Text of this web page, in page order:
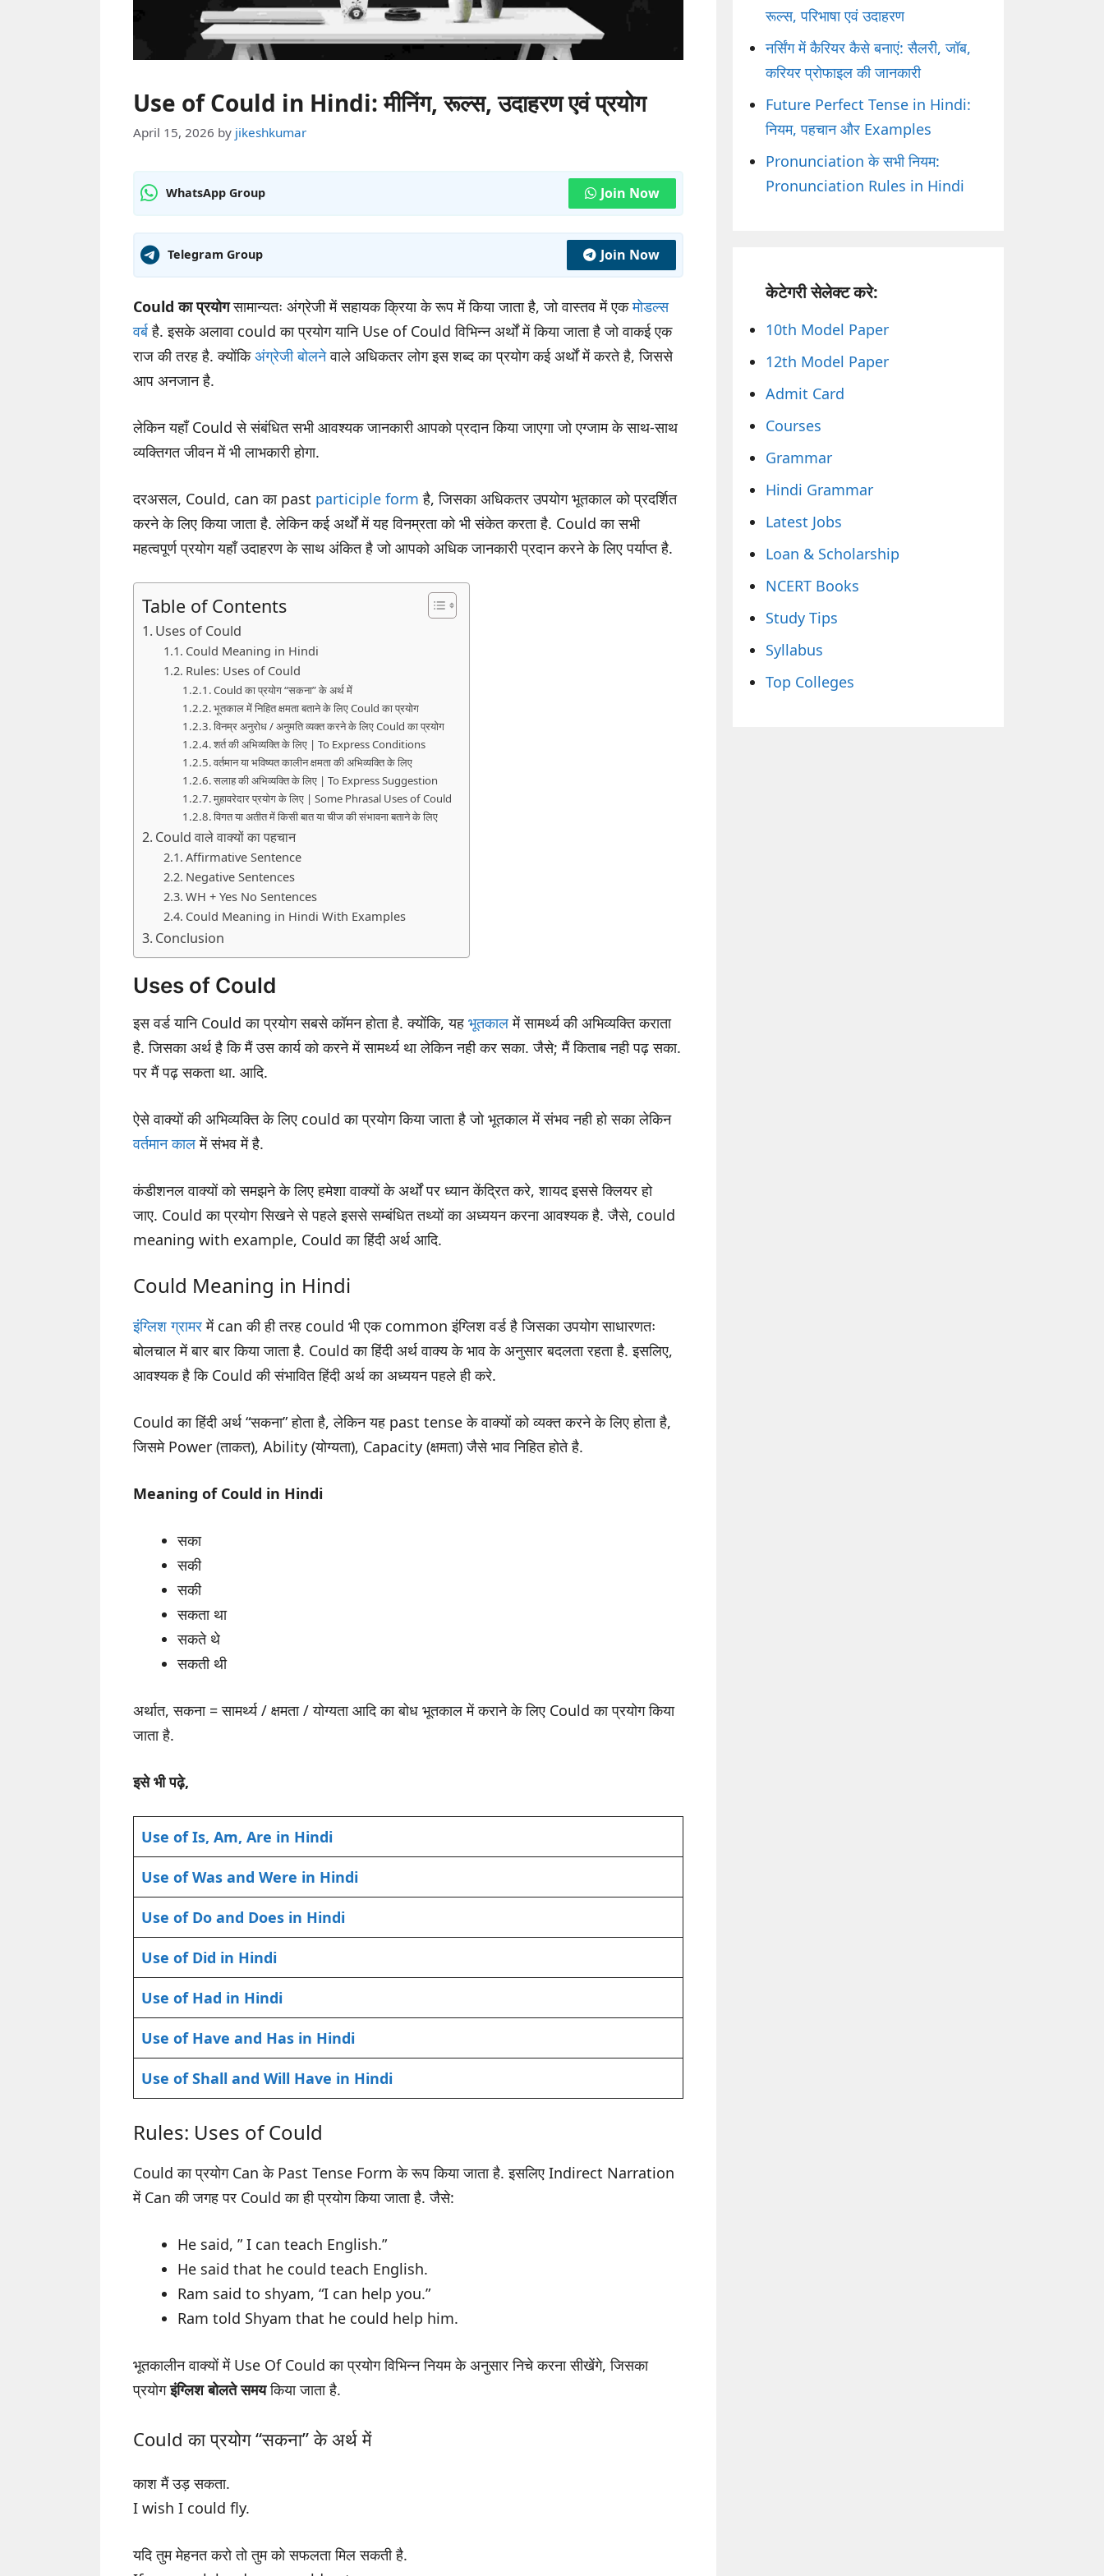
Use of Could in Hindi: मीनिंग, रूल्स, उदाहरण एवं प्रयोग
April 15, 2026 by jikeshkumar
WhatsApp Group Join Now
Telegram Group Join Now
Could का प्रयोगसामान्यतः अंग्रेजी में सहायक क्रिया के रूप में किया जाता है, जो वास्तव में एकमोडल्स
वर्बहै. इसके अलावा could का प्रयोग यानि Use of Could विभिन्न अर्थों में किया जाता है जो वाकई एक
राज की तरह है. क्योंकिअंग्रेजी बोलनेवाले अधिकतर लोग इस शब्द का प्रयोग कई अर्थों में करते है, जिससे
आप अनजान है.
लेकिन यहाँ Could से संबंधित सभी आवश्यक जानकारी आपको प्रदान किया जाएगा जो एग्जाम के साथ-साथ
व्यक्तिगत जीवन में भी लाभकारी होगा.
दरअसल, Could, can का past participle form है, जिसका अधिकतर उपयोग भूतकाल को प्रदर्शित
करने के लिए किया जाता है. लेकिन कई अर्थों में यह विनम्रता को भी संकेत करता है. Could का सभी
महत्वपूर्ण प्रयोग यहाँ उदाहरण के साथ अंकित है जो आपको अधिक जानकारी प्रदान करने के लिए पर्याप्त है.
Table of Contents
Uses of Could
Could Meaning in Hindi
Rules: Uses of Could
Could का प्रयोग “सकना” के अर्थ में
भूतकाल में निहित क्षमता बताने के लिए Could का प्रयोग
विनम्र अनुरोध / अनुमति व्यक्त करने के लिए Could का प्रयोग
शर्त की अभिव्यक्ति के लिए | To Express Conditions
वर्तमान या भविष्यत कालीन क्षमता की अभिव्यक्ति के लिए
सलाह की अभिव्यक्ति के लिए | To Express Suggestion
मुहावरेदार प्रयोग के लिए | Some Phrasal Uses of Could
विगत या अतीत में किसी बात या चीज की संभावना बताने के लिए
Could वाले वाक्यों का पहचान
Affirmative Sentence
Negative Sentences
WH + Yes No Sentences
Could Meaning in Hindi With Examples
Conclusion
Uses of Could
इस वर्ड यानि Could का प्रयोग सबसे कॉमन होता है. क्योंकि, यह भूतकालमें सामर्थ्य की अभिव्यक्ति कराता
है. जिसका अर्थ है कि मैं उस कार्य को करने में सामर्थ्य था लेकिन नही कर सका. जैसे; मैं किताब नही पढ़ सका.
पर मैं पढ़ सकता था. आदि.
ऐसे वाक्यों की अभिव्यक्ति के लिए could का प्रयोग किया जाता है जो भूतकाल में संभव नही हो सका लेकिन
वर्तमान कालमें संभव में है.
कंडीशनल वाक्यों को समझने के लिए हमेशा वाक्यों के अर्थों पर ध्यान केंद्रित करे, शायद इससे क्लियर हो
जाए. Could का प्रयोग सिखने से पहले इससे सम्बंधित तथ्यों का अध्ययन करना आवश्यक है. जैसे, could
meaning with example, Could का हिंदी अर्थ आदि.
Could Meaning in Hindi
इंग्लिश ग्रामरमें can की ही तरह could भी एक common इंग्लिश वर्ड है जिसका उपयोग साधारणतः
बोलचाल में बार बार किया जाता है. Could का हिंदी अर्थ वाक्य के भाव के अनुसार बदलता रहता है. इसलिए,
आवश्यक है कि Could की संभावित हिंदी अर्थ का अध्ययन पहले ही करे.
Could का हिंदी अर्थ “सकना” होता है, लेकिन यह past tense के वाक्यों को व्यक्त करने के लिए होता है,
जिसमे Power (ताकत), Ability (योग्यता), Capacity (क्षमता) जैसे भाव निहित होते है.
Meaning of Could in Hindi
सका
सकी
सकी
सकता था
सकते थे
सकती थी
अर्थात, सकना = सामर्थ्य / क्षमता / योग्यता आदि का बोध भूतकाल में कराने के लिए Could का प्रयोग किया
जाता है.
इसे भी पढ़े,
Use of Is, Am, Are in Hindi
Use of Was and Were in Hindi
Use of Do and Does in Hindi
Use of Did in Hindi
Use of Had in Hindi
Use of Have and Has in Hindi
Use of Shall and Will Have in Hindi
Rules: Uses of Could
Could का प्रयोग Can के Past Tense Form के रूप किया जाता है. इसलिए Indirect Narration
में Can की जगह पर Could का ही प्रयोग किया जाता है. जैसे:
He said, ” I can teach English.”
He said that he could teach English.
Ram said to shyam, “I can help you.”
Ram told Shyam that he could help him.
भूतकालीन वाक्यों में Use Of Could का प्रयोग विभिन्न नियम के अनुसार निचे करना सीखेंगे, जिसका
प्रयोगइंग्लिश बोलते समयकिया जाता है.
Could का प्रयोग “सकना” के अर्थ में
काश मैं उड़ सकता.
I wish I could fly.
यदि तुम मेहनत करो तो तुम को सफलता मिल सकती है.
रूल्स, परिभाषा एवं उदाहरण
नर्सिंग में कैरियर कैसे बनाएं: सैलरी, जॉब,
करियर प्रोफाइल की जानकारी
Future Perfect Tense in Hindi:
नियम, पहचान और Examples
Pronunciation के सभी नियम:
Pronunciation Rules in Hindi
केटेगरी सेलेक्ट करे:
10th Model Paper
12th Model Paper
Admit Card
Courses
Grammar
Hindi Grammar
Latest Jobs
Loan & Scholarship
NCERT Books
Study Tips
Syllabus
Top Colleges